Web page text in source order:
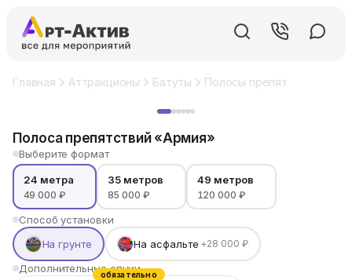
Главная Аттракционы Батуты Полосы препятствий
Полоса препятствий «Армия»
Выберите формат
24 метра
49 000 ₽
35 метров
85 000 ₽
49 метров
120 000 ₽
Способ установки
На грунте
На асфальте +28 000 ₽
Дополнительные опции
обязательно